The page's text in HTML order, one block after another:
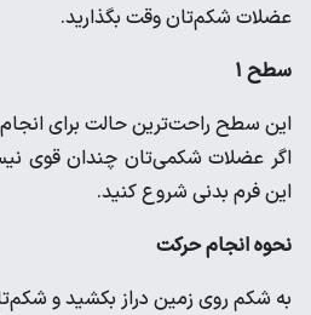
عضلات شکم‌تان وقت بگذارید.
سطح ۱
این سطح راحت‌ترین حالت برای
اگر عضلات شکمی‌تان چندان قوی
این فرم بدنی شروع کنید.
نحوه انجام حرکت
به شکم روی زمین دراز بکشید و